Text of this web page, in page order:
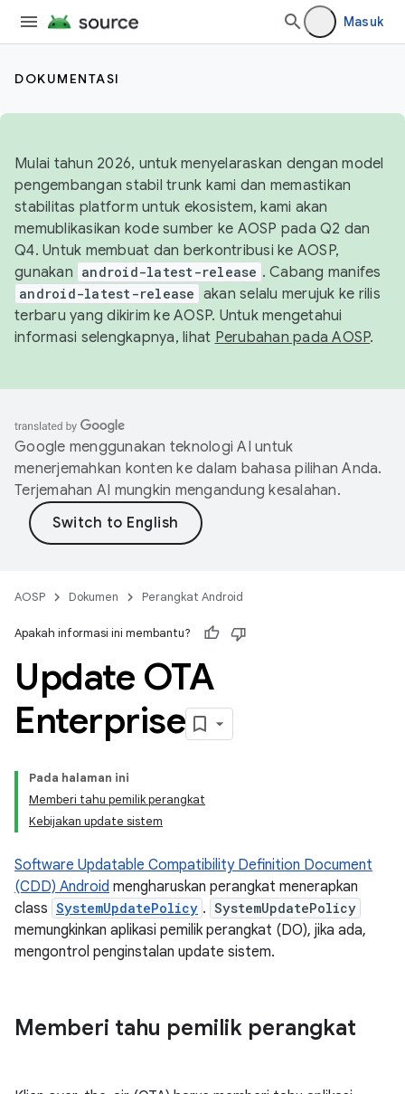
Masuk
DOKUMENTASI
Mulai tahun 2026, untuk menyelaraskan dengan model
pengembangan stabil trunk kami dan memastikan
stabilitas platform untuk ekosistem, kami akan
memublikasikan kode sumber ke AOSP pada Q2 dan
Q4. Untuk membuat dan berkontribusi ke AOSP,
gunakan android-latest-release . Cabang manifes
android-latest-release akan selalu merujuk ke rilis
terbaru yang dikirim ke AOSP. Untuk mengetahui
informasi selengkapnya, lihat Perubahan pada AOSP.
Google menggunakan teknologi AI untuk
menerjemahkan konten ke dalam bahasa pilihan Anda.
Terjemahan AI mungkin mengandung kesalahan.
AOSP Dokumen Perangkat Android
Apakah informasi ini membantu?
Update OTA
Enterprise
Pada halaman ini
Memberi tahu pemilik perangkat
Kebijakan update sistem
Software Updatable Compatibility Definition Document
(CDD) Android mengharuskan perangkat menerapkan
class SystemUpdatePolicy . SystemUpdatePolicy
memungkinkan aplikasi pemilik perangkat (DO), jika ada,
mengontrol penginstalan update sistem.
Memberi tahu pemilik perangkat